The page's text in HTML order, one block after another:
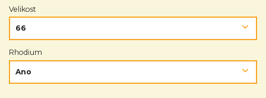
Velikost
Rhodium